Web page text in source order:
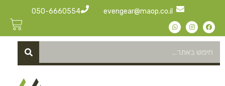
evengear@maop.co.il
050-6660554